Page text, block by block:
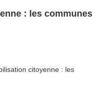
: les communes